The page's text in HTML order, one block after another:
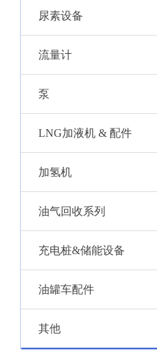
尿素设备
流量计
泵
LNG加液机 & 配件
加氢机
油气回收系列
充电桩&储能设备
油罐车配件
其他